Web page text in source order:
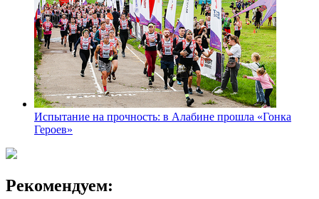
Испытание на прочность: в Алабине прошла «Гонка
Героев»
Рекомендуем: